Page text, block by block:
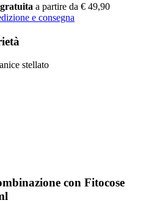
a partire da € 49,90
e consegna
stellato
con Fitocose